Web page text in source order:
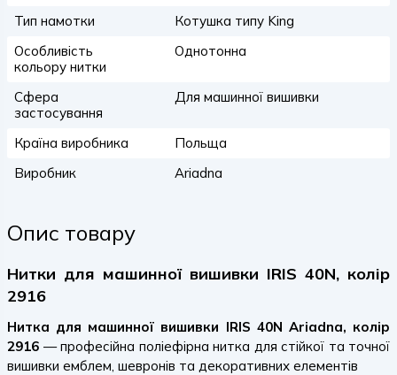
Тип намотки
Котушка типу King
Особливість
кольору нитки
Однотонна
Сфера
застосування
Для машинної вишивки
Країна виробника
Польща
Виробник
Ariadna
Опис товару
Нитки для машинної вишивки IRIS 40N, колір
2916
Нитка для машинної вишивки IRIS 40N Ariadna, колір
2916 — професійна поліефірна нитка для стійкої та точної
вишивки емблем, шевронів та декоративних елементів